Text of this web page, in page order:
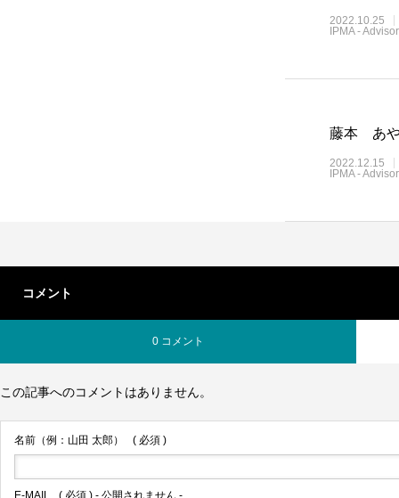
2022.10.25
IPMA -
藤本 あ
2022.12.15
IPMA -
コメント
0 コメント
この記事へのコメントはありません。
名前（例：山田 太郎） ( 必須 )
E-MAIL ( 必須 ) - 公開されません -